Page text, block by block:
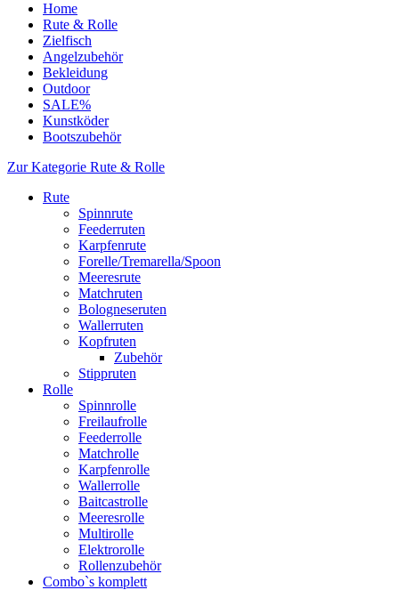
Home
Rute & Rolle
Zielfisch
Angelzubehör
Bekleidung
Outdoor
SALE%
Kunstköder
Bootszubehör
Zur Kategorie Rute & Rolle
Rute
Spinnrute
Feederruten
Karpfenrute
Forelle/Tremarella/Spoon
Meeresrute
Matchruten
Bologneseruten
Wallerruten
Kopfruten
Zubehör
Stippruten
Rolle
Spinnrolle
Freilaufrolle
Feederrolle
Matchrolle
Karpfenrolle
Wallerrolle
Baitcastrolle
Meeresrolle
Multirolle
Elektrorolle
Rollenzubehör
Combo`s komplett